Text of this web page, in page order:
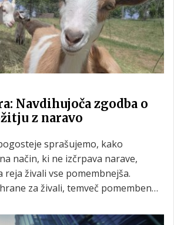
Navdihujoča zgodba o
z naravo
sprašujemo, kako
način, ki ne izčrpava narave,
živali vse pomembnejša.
za živali, temveč pomemben
V takšnem okolju svojo pot